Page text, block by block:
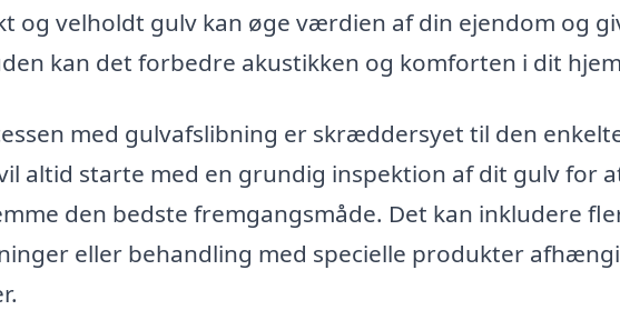
og velholdt gulv kan øge værdien af din ejendom og
kan det forbedre akustikken og komforten i dit
med gulvafslibning er skræddersyet til den
altid starte med en grundig inspektion af dit gulv for
den bedste fremgangsmåde. Det kan inkludere
eller behandling med specielle produkter